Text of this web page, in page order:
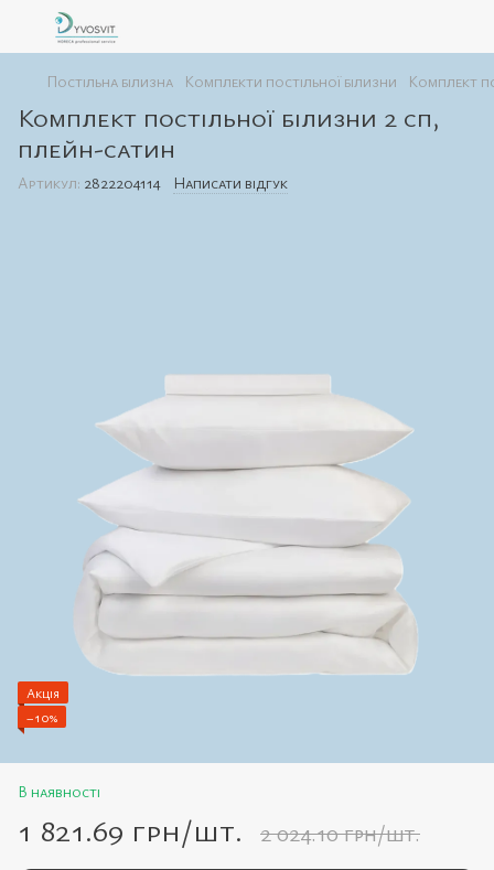
Постільна білизна Комплекти постільної білизни Комплект
Комплект постільної білизни 2 сп,
плейн-сатин
Артикул: 2822204114 Написати відгук
Акція
−10%
В наявності
1 821.69 грн/шт. 2 024.10 грн/шт.